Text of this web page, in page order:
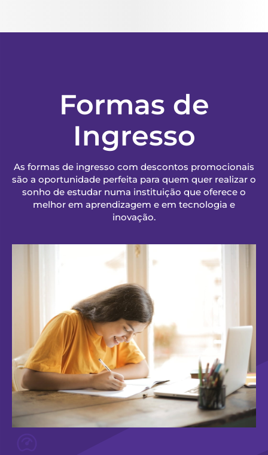
Formas de
Ingresso
As formas de ingresso com descontos promocionais
são a oportunidade perfeita para quem quer realizar o
sonho de estudar numa instituição que oferece o
melhor em aprendizagem e em tecnologia e
inovação.